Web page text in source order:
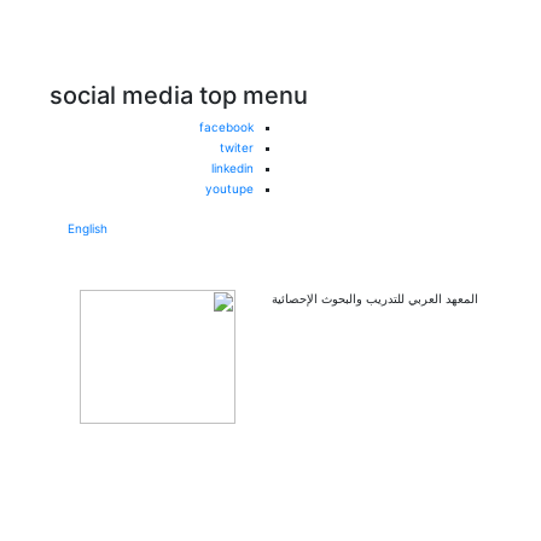
social media top menu
facebook
twiter
linkedin
youtupe
English
المعهد العربي للتدريب والبحوث الإحصائية